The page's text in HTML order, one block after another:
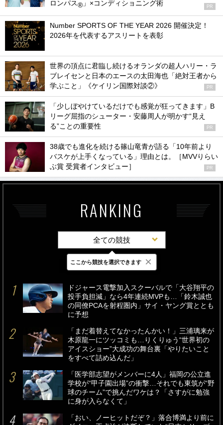
ロンパス® 」×コンディショニング術 PR
Number SPORTS OF THE YEAR 2026 開催決定！
2026年を代表するアスリートを表彰
世界の頂点に君臨し続けるオランダの超人ハリー・ラ
ブレイセンと日本のエースの太田海也「絶対王者から
学ぶこと」《ケイリン国際対談②》
PR
「少しぼやけているだけでも感覚が狂ってきます」B
リーグ屈指のシューター・安藤周人が明かす“見え
る”ことの重要性
PR
38歳でも進化を続ける篠山竜青が語る「10年前より
バスケが上手くなっている」理由とは。［MVVりらい
ぶ賞 受賞者インタビュー］
PR
RANKING
全ての競技
最新 24時間 週間
ドジャース電撃加入スクーバルで「大谷翔平の
投手負担減」なら4年連続MVPも…「鈴木誠也
の同僚PCAを射程圏内」サイ・ヤング賞ととも
に予想
「まだ着替えてなかったんかい！」三浦璃来が
木原龍一にツッコミも…りくりゅう“世界初の
アイスショー”大成功の舞台裏「やりたいこと
をすべて詰め込んだ」
「医学部志望がメンバーに4人」福岡の公立進
学校が“甲子園出場”の衝撃…それでも東筑が“野
球のチーム”で挑んだワケは？「さすがに勉強
に身が入らなくて」
「おい、ノーヒットだぞ？」落合博満より前に
ここから競技を選択できます ×